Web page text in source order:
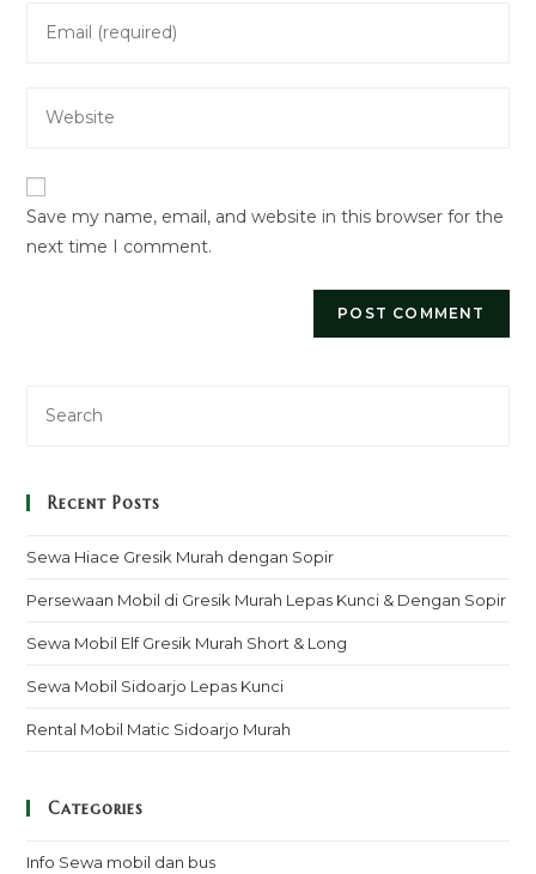
comment
address
URL
(optional)
Save my name, email, and website in this browser for the
next time I comment.
Recent Posts
Sewa Hiace Gresik Murah dengan Sopir
Persewaan Mobil di Gresik Murah Lepas Kunci & Dengan Sopir
Sewa Mobil Elf Gresik Murah Short & Long
Sewa Mobil Sidoarjo Lepas Kunci
Rental Mobil Matic Sidoarjo Murah
Categories
Info Sewa mobil dan bus